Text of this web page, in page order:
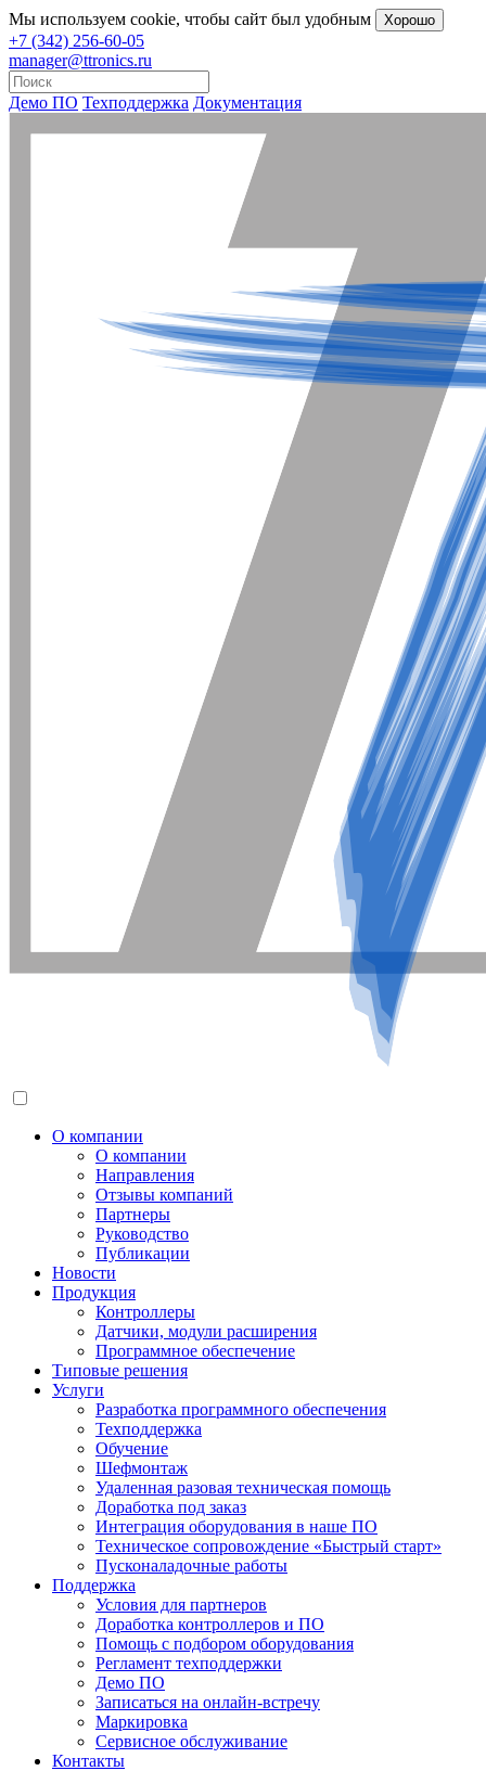
Мы используем cookie, чтобы сайт был удобным Хорошо
+7 (342) 256-60-05
manager@ttronics.ru
Демо ПО Техподдержка Документация
О компании
О компании
Направления
Отзывы компаний
Партнеры
Руководство
Публикации
Новости
Продукция
Контроллеры
Датчики, модули расширения
Программное обеспечение
Типовые решения
Услуги
Разработка программного обеспечения
Техподдержка
Обучение
Шефмонтаж
Удаленная разовая техническая помощь
Доработка под заказ
Интеграция оборудования в наше ПО
Техническое сопровождение «Быстрый старт»
Пусконаладочные работы
Поддержка
Условия для партнеров
Доработка контроллеров и ПО
Помощь с подбором оборудования
Регламент техподдержки
Демо ПО
Записаться на онлайн-встречу
Маркировка
Сервисное обслуживание
Контакты